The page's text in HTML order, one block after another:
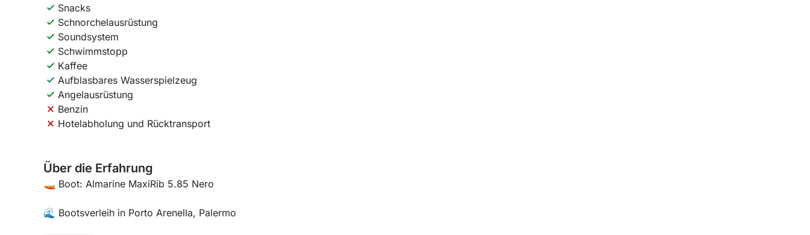
Snacks
Schnorchelausrüstung
Soundsystem
Schwimmstopp
Kaffee
Aufblasbares Wasserspielzeug
Angelausrüstung
Benzin
Hotelabholung und Rücktransport
Über die Erfahrung
🚤 Boot: Almarine MaxiRib 5.85 Nero
🌊 Bootsverleih in Porto Arenella, Palermo